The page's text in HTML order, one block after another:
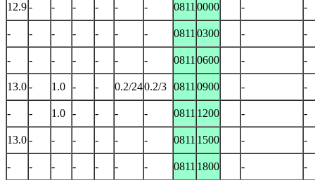
12.9- - - - - - 0811 0000 - -
- - - - - - - 0811 0300 - -
- - - - - - - 0811 0600 - -
13.0- 1.0 - - 0.2/240.2/3 0811 0900 - -
- - 1.0 - - - - 0811 1200 - -
13.0- - - - - - 0811 1500 - -
- - - - - - - 0811 1800 - -